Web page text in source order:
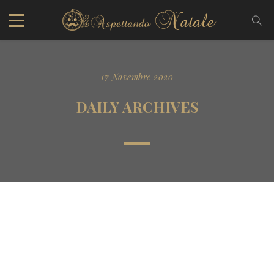
17 Novembre 2020
DAILY ARCHIVES